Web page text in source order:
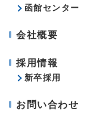
函館センター
会社概要
採用情報
新卒採用
お問い合わせ